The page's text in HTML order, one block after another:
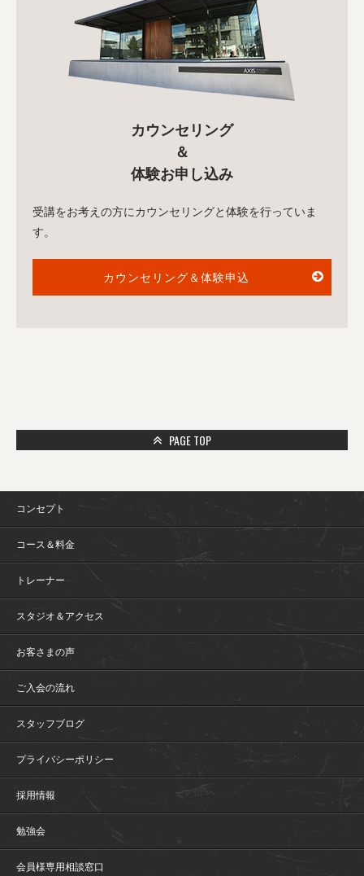
カウンセリング
＆
体験お申し込み
受講をお考えの方にカウンセリングと体験を行っていま
す。
カウンセリング＆体験申込
PAGE TOP
コンセプト
コース＆料金
トレーナー
スタジオ＆アクセス
お客さまの声
ご入会の流れ
スタッフブログ
プライバシーポリシー
採用情報
勉強会
会員様専用相談窓口